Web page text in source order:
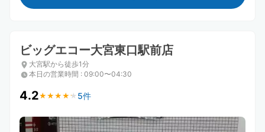
ビッグエコー大宮東口駅前店
大宮駅から徒歩1分
本日の営業時間 : 09:00〜04:30
4.2★ ★ ★ ★ ★
★ ★ ★ ★ ★ 5件